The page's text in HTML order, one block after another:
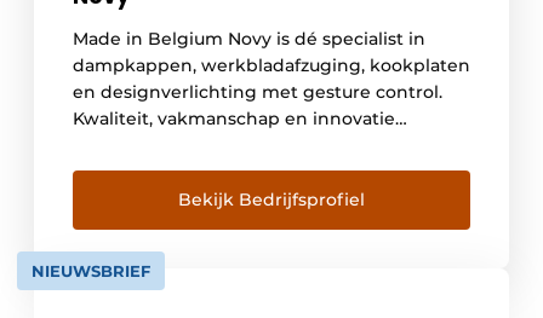
Made in Belgium Novy is dé specialist in
dampkappen, werkbladafzuging, kookplaten
en designverlichting met gesture control.
Kwaliteit, vakmanschap en innovatie
bedrijf. De ontwikkeling en productie
gebeuren in Kuurne, West-Vlaanderen.
Vandaag werken er bij Novy zo’n
driehonderd mensen en is het bedrijf
marktleider op vlak van dampkappen in
Bekijk Bedrijfsprofiel
NIEUWSBRIEF